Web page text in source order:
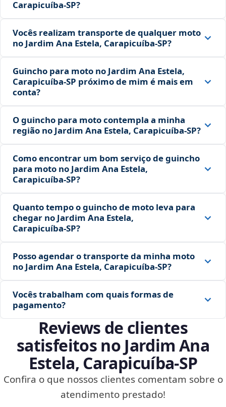
Carapicuíba‑SP?
Vocês realizam transporte de qualquer moto
no Jardim Ana Estela, Carapicuíba‑SP?
Guincho para moto no Jardim Ana Estela,
Carapicuíba‑SP próximo de mim é mais em
conta?
O guincho para moto contempla a minha
região no Jardim Ana Estela, Carapicuíba‑SP?
Como encontrar um bom serviço de guincho
para moto no Jardim Ana Estela,
Carapicuíba‑SP?
Quanto tempo o guincho de moto leva para
chegar no Jardim Ana Estela,
Carapicuíba‑SP?
Posso agendar o transporte da minha moto
no Jardim Ana Estela, Carapicuíba‑SP?
Vocês trabalham com quais formas de
pagamento?
Reviews de clientes
satisfeitos no Jardim Ana
Estela, Carapicuíba‑SP
Confira o que nossos clientes comentam sobre o
atendimento prestado!